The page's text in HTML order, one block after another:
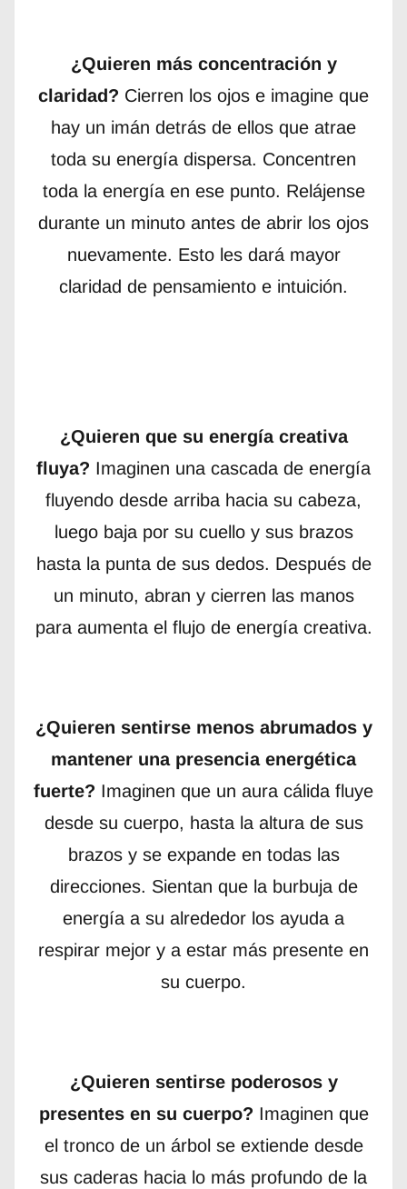
¿Quieren más concentración y
claridad? Cierren los ojos e imagine que
hay un imán detrás de ellos que atrae
toda su energía dispersa. Concentren
toda la energía en ese punto. Relájense
durante un minuto antes de abrir los ojos
nuevamente. Esto les dará mayor
claridad de pensamiento e intuición.
¿Quieren que su energía creativa
fluya? Imaginen una cascada de energía
fluyendo desde arriba hacia su cabeza,
luego baja por su cuello y sus brazos
hasta la punta de sus dedos. Después de
un minuto, abran y cierren las manos
para aumenta el flujo de energía creativa.
¿Quieren sentirse menos abrumados y
mantener una presencia energética
fuerte? Imaginen que un aura cálida fluye
desde su cuerpo, hasta la altura de sus
brazos y se expande en todas las
direcciones. Sientan que la burbuja de
energía a su alrededor los ayuda a
respirar mejor y a estar más presente en
su cuerpo.
¿Quieren sentirse poderosos y
presentes en su cuerpo? Imaginen que
el tronco de un árbol se extiende desde
sus caderas hacia lo más profundo de la